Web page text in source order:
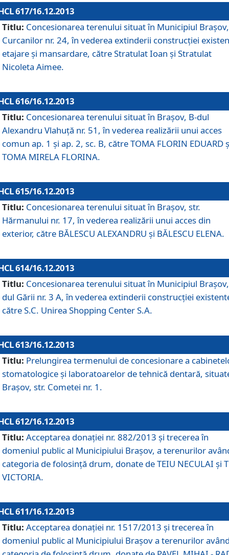
617/16.12.2013
Titlu: Concesionarea terenului situat în Municipiul
Curcanilor nr. 24, în vederea extinderii construcţiei
etajare şi mansardare, către Stratulat Ioan şi Stratulat
Nicoleta Aimee.
616/16.12.2013
Titlu: Concesionarea terenului situat în Braşov, B-dul
Alexandru Vlahuţă nr. 51, în vederea realizării unui acces
comun ap. 1 şi ap. 2, sc. B, către TOMA FLORIN EDUARD
TOMA MIRELA FLORINA.
615/16.12.2013
Titlu: Concesionarea terenului situat în Braşov, str.
Hărmanului nr. 17, în vederea realizării unui acces din
exterior, către BĂLESCU ALEXANDRU şi BĂLESCU ELENA.
614/16.12.2013
Titlu: Concesionarea terenului situat în Municipiul
dul Gării nr. 3 A, în vederea extinderii construcţiei
către S.C. Unirea Shopping Center S.A.
613/16.12.2013
Titlu: Prelungirea termenului de concesionare a
stomatologice şi laboratoarelor de tehnică dentară,
Braşov, str. Cometei nr. 1.
612/16.12.2013
Titlu: Acceptarea donaţiei nr. 882/2013 şi trecerea în
domeniul public al Municipiului Braşov, a terenurilor
categoria de folosinţă drum, donate de TEIU NECULAI şi
VICTORIA.
611/16.12.2013
Titlu: Acceptarea donaţiei nr. 1517/2013 şi trecerea în
domeniul public al Municipiului Braşov a terenurilor